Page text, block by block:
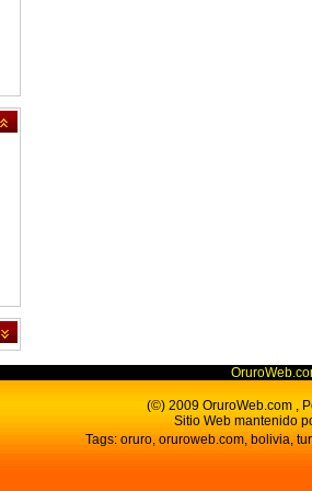
(©) 2009 OruroWeb.com ,
Sitio Web mantenido
Tags: oruro, oruroweb.com, bolivia,